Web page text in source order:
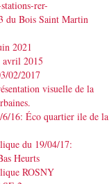
rer-
du Bois Saint Martin
2021
2015
02/2017
visuelle de la
16: Éco quartier ile de la
du 19/04/17:
Heurts
ROSNY